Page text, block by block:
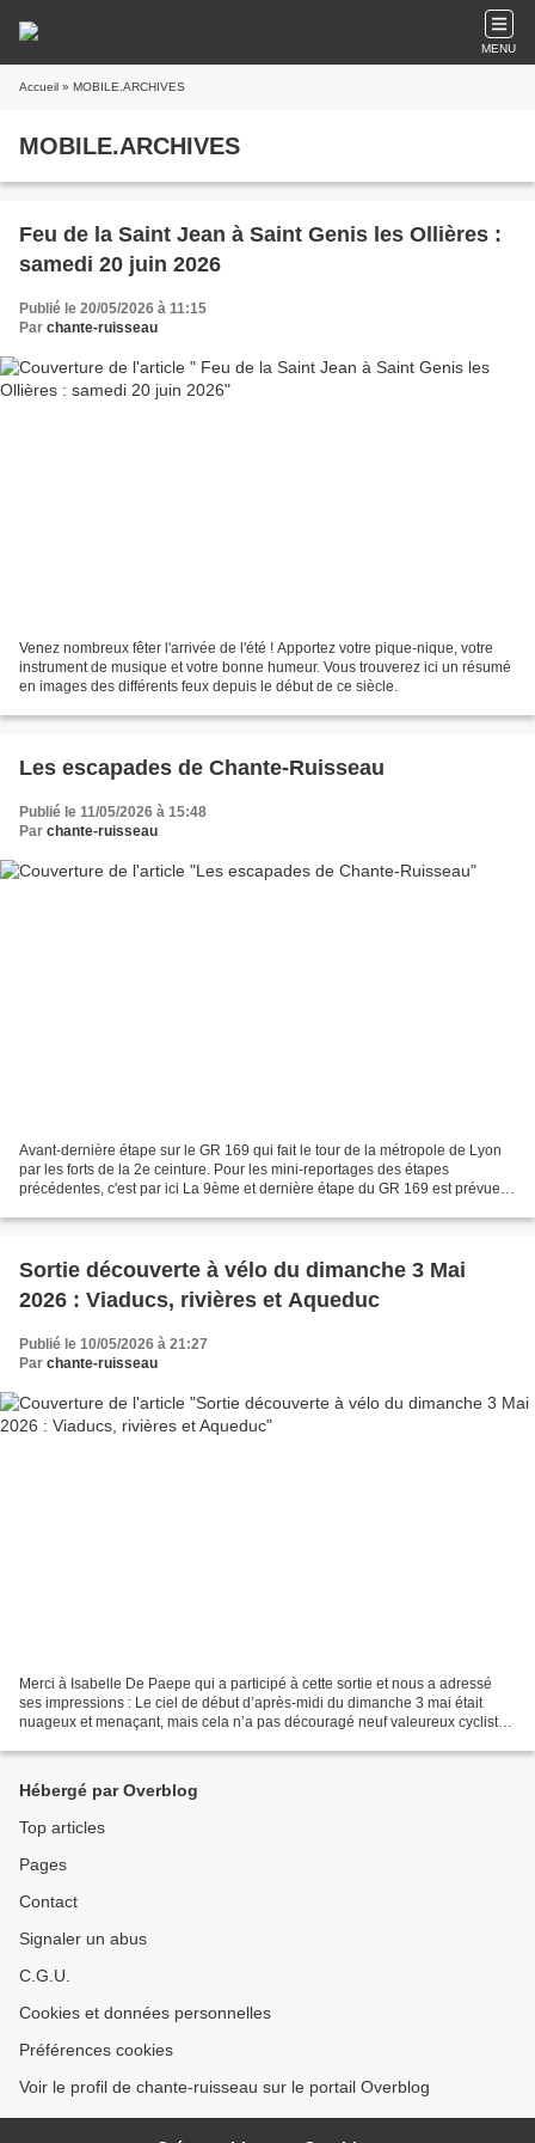
MENU
Accueil » MOBILE.ARCHIVES
MOBILE.ARCHIVES
Feu de la Saint Jean à Saint Genis les Ollières :
samedi 20 juin 2026
Publié le 20/05/2026 à 11:15
Par chante-ruisseau
Venez nombreux fêter l'arrivée de l'été ! Apportez votre pique-nique, votre
instrument de musique et votre bonne humeur. Vous trouverez ici un résumé
en images des différents feux depuis le début de ce siècle.
Les escapades de Chante-Ruisseau
Publié le 11/05/2026 à 15:48
Par chante-ruisseau
Avant-dernière étape sur le GR 169 qui fait le tour de la métropole de Lyon
par les forts de la 2e ceinture. Pour les mini-reportages des étapes
précédentes, c'est par ici La 9ème et dernière étape du GR 169 est prévue
Sortie découverte à vélo du dimanche 3 Mai
2026 : Viaducs, rivières et Aqueduc
Publié le 10/05/2026 à 21:27
Par chante-ruisseau
Merci à Isabelle De Paepe qui a participé à cette sortie et nous a adressé
ses impressions : Le ciel de début d’après-midi du dimanche 3 mai était
nuageux et menaçant, mais cela n’a pas découragé neuf valeureux cyclistes
Hébergé par Overblog
Top articles
Pages
Contact
Signaler un abus
C.G.U.
Cookies et données personnelles
Préférences cookies
Voir le profil de chante-ruisseau sur le portail Overblog